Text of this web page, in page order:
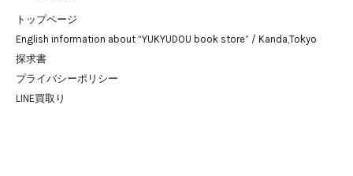
トップページ
English information about “YUKYUDOU book store” / Kanda,Tokyo
探求書
プライバシーポリシー
LINE買取り